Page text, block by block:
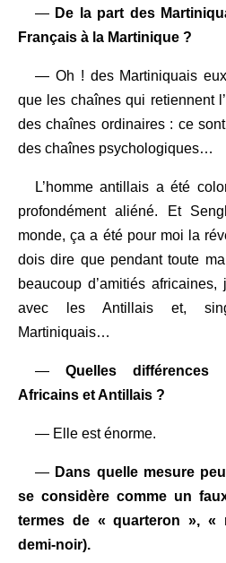
— De la part des
Français à la Martinique ?
— Oh ! des Martiniquais
que les chaînes qui retiennent
des chaînes ordinaires : ce
des chaînes psychologiques…
L’homme antillais a été
profondément aliéné. Et
monde, ça a été pour moi la
dois dire que pendant toute
beaucoup d’amitiés
avec les Antillais et,
Martiniquais…
—Quelles différences
Africains et Antillais ?
— Elle est énorme.
— Dans quelle mesure
se considère comme un
termes de « quarteron », «
demi-noir).